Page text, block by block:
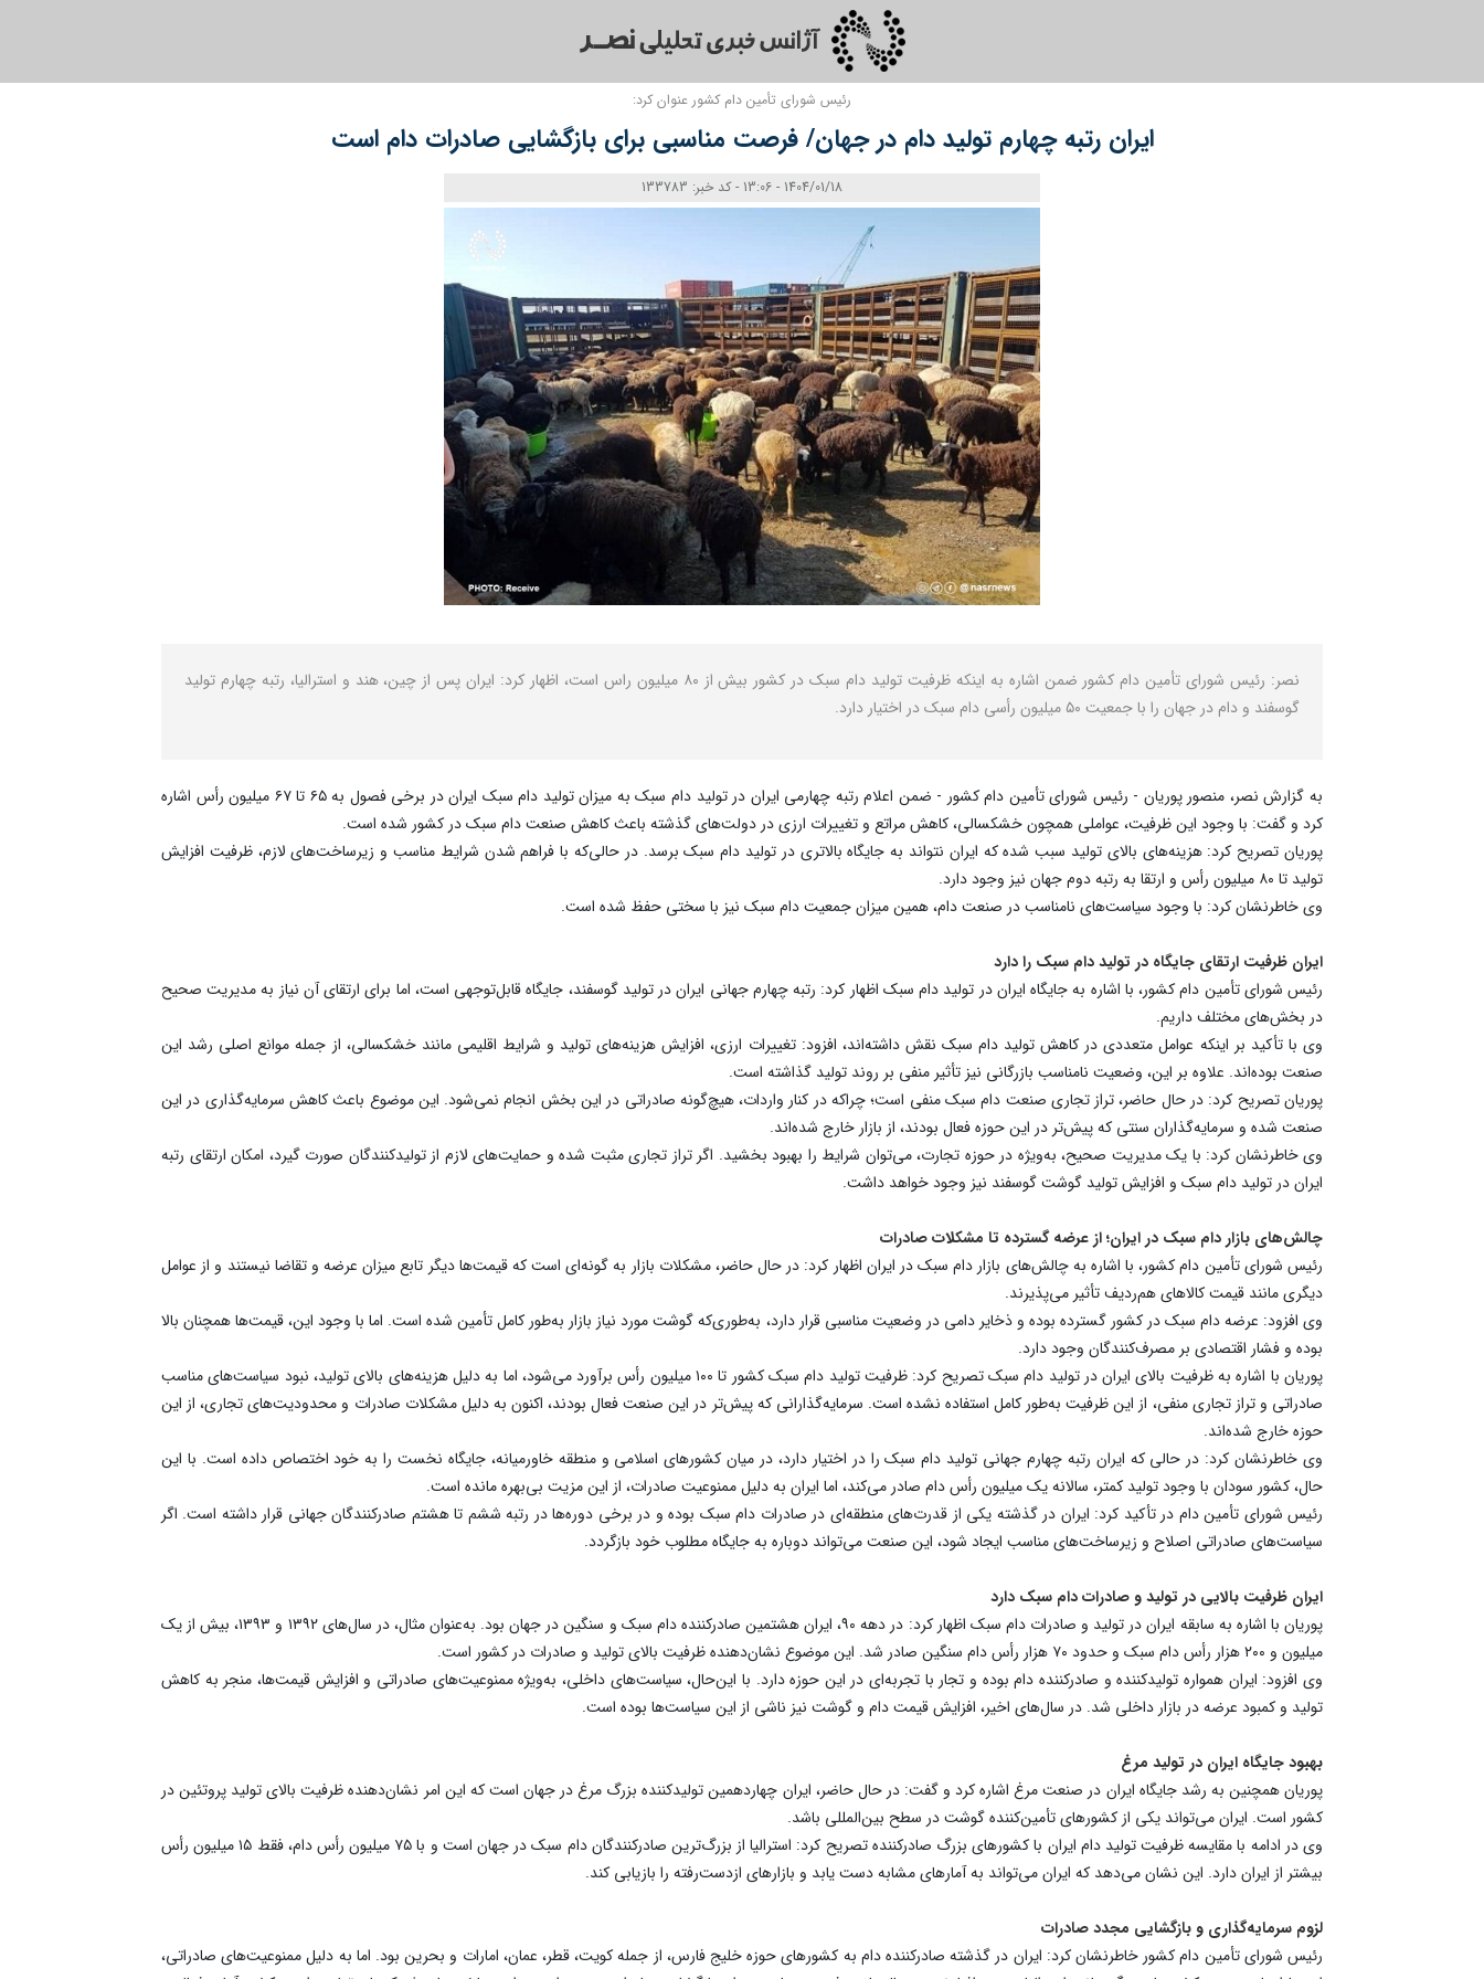
رئیس شورای تأمین دام کشور عنوان کرد:
ایران رتبه چهارم تولید دام در جهان/ فرصت مناسبی برای بازگشایی صادرات دام است
1404/01/18 - 13:06 - کد خبر: 133783
نصر: رئیس شورای تأمین دام کشور ضمن اشاره به اینکه ظرفیت تولید دام سبک در کشور بیش از ۸۰ میلیون راس است، اظهار کرد: ایران پس از چین، هند و استرالیا، رتبه چهارم تولید
گوسفند و دام در جهان را با جمعیت ۵۰ میلیون رأسی دام سبک در اختیار دارد.
به گزارش نصر، منصور پوریان - رئیس شورای تأمین دام کشور - ضمن اعلام رتبه چهارمی ایران در تولید دام سبک به میزان تولید دام سبک ایران در برخی فصول به ۶۵ تا ۶۷ میلیون رأس اشاره
کرد و گفت: با وجود این ظرفیت، عواملی همچون خشکسالی، کاهش مراتع و تغییرات ارزی در دولت‌های گذشته باعث کاهش صنعت دام سبک در کشور شده است.
پوریان تصریح کرد: هزینه‌های بالای تولید سبب شده که ایران نتواند به جایگاه بالاتری در تولید دام سبک برسد. در حالی‌که با فراهم شدن شرایط مناسب و زیرساخت‌های لازم، ظرفیت افزایش
تولید تا ۸۰ میلیون رأس و ارتقا به رتبه دوم جهان نیز وجود دارد.
وی خاطرنشان کرد: با وجود سیاست‌های نامناسب در صنعت دام، همین میزان جمعیت دام سبک نیز با سختی حفظ شده است.
ایران ظرفیت ارتقای جایگاه در تولید دام سبک را دارد
رئیس شورای تأمین دام کشور، با اشاره به جایگاه ایران در تولید دام سبک اظهار کرد: رتبه چهارم جهانی ایران در تولید گوسفند، جایگاه قابل‌توجهی است، اما برای ارتقای آن نیاز به مدیریت صحیح
در بخش‌های مختلف داریم.
وی با تأکید بر اینکه عوامل متعددی در کاهش تولید دام سبک نقش داشته‌اند، افزود: تغییرات ارزی، افزایش هزینه‌های تولید و شرایط اقلیمی مانند خشکسالی، از جمله موانع اصلی رشد این
صنعت بوده‌اند. علاوه بر این، وضعیت نامناسب بازرگانی نیز تأثیر منفی بر روند تولید گذاشته است.
پوریان تصریح کرد: در حال حاضر، تراز تجاری صنعت دام سبک منفی است؛ چراکه در کنار واردات، هیچ‌گونه صادراتی در این بخش انجام نمی‌شود. این موضوع باعث کاهش سرمایه‌گذاری در این
صنعت شده و سرمایه‌گذاران سنتی که پیش‌تر در این حوزه فعال بودند، از بازار خارج شده‌اند.
وی خاطرنشان کرد: با یک مدیریت صحیح، به‌ویژه در حوزه تجارت، می‌توان شرایط را بهبود بخشید. اگر تراز تجاری مثبت شده و حمایت‌های لازم از تولیدکنندگان صورت گیرد، امکان ارتقای رتبه
ایران در تولید دام سبک و افزایش تولید گوشت گوسفند نیز وجود خواهد داشت.
چالش‌های بازار دام سبک در ایران؛ از عرضه گسترده تا مشکلات صادرات
رئیس شورای تأمین دام کشور، با اشاره به چالش‌های بازار دام سبک در ایران اظهار کرد: در حال حاضر، مشکلات بازار به گونه‌ای است که قیمت‌ها دیگر تابع میزان عرضه و تقاضا نیستند و از عوامل
دیگری مانند قیمت کالاهای هم‌ردیف تأثیر می‌پذیرند.
وی افزود: عرضه دام سبک در کشور گسترده بوده و ذخایر دامی در وضعیت مناسبی قرار دارد، به‌طوری‌که گوشت مورد نیاز بازار به‌طور کامل تأمین شده است. اما با وجود این، قیمت‌ها همچنان بالا
بوده و فشار اقتصادی بر مصرف‌کنندگان وجود دارد.
پوریان با اشاره به ظرفیت بالای ایران در تولید دام سبک تصریح کرد: ظرفیت تولید دام سبک کشور تا ۱۰۰ میلیون رأس برآورد می‌شود، اما به دلیل هزینه‌های بالای تولید، نبود سیاست‌های مناسب
صادراتی و تراز تجاری منفی، از این ظرفیت به‌طور کامل استفاده نشده است. سرمایه‌گذارانی که پیش‌تر در این صنعت فعال بودند، اکنون به دلیل مشکلات صادرات و محدودیت‌های تجاری، از این
حوزه خارج شده‌اند.
وی خاطرنشان کرد: در حالی که ایران رتبه چهارم جهانی تولید دام سبک را در اختیار دارد، در میان کشورهای اسلامی و منطقه خاورمیانه، جایگاه نخست را به خود اختصاص داده است. با این
حال، کشور سودان با وجود تولید کمتر، سالانه یک میلیون رأس دام صادر می‌کند، اما ایران به دلیل ممنوعیت صادرات، از این مزیت بی‌بهره مانده است.
رئیس شورای تأمین دام در تأکید کرد: ایران در گذشته یکی از قدرت‌های منطقه‌ای در صادرات دام سبک بوده و در برخی دوره‌ها در رتبه ششم تا هشتم صادرکنندگان جهانی قرار داشته است. اگر
سیاست‌های صادراتی اصلاح و زیرساخت‌های مناسب ایجاد شود، این صنعت می‌تواند دوباره به جایگاه مطلوب خود بازگردد.
ایران ظرفیت بالایی در تولید و صادرات دام سبک دارد
پوریان با اشاره به سابقه ایران در تولید و صادرات دام سبک اظهار کرد: در دهه ۹۰، ایران هشتمین صادرکننده دام سبک و سنگین در جهان بود. به‌عنوان مثال، در سال‌های ۱۳۹۲ و ۱۳۹۳، بیش از یک
میلیون و ۲۰۰ هزار رأس دام سبک و حدود ۷۰ هزار رأس دام سنگین صادر شد. این موضوع نشان‌دهنده ظرفیت بالای تولید و صادرات در کشور است.
وی افزود: ایران همواره تولیدکننده و صادرکننده دام بوده و تجار با تجربه‌ای در این حوزه دارد. با این‌حال، سیاست‌های داخلی، به‌ویژه ممنوعیت‌های صادراتی و افزایش قیمت‌ها، منجر به کاهش
تولید و کمبود عرضه در بازار داخلی شد. در سال‌های اخیر، افزایش قیمت دام و گوشت نیز ناشی از این سیاست‌ها بوده است.
بهبود جایگاه ایران در تولید مرغ
پوریان همچنین به رشد جایگاه ایران در صنعت مرغ اشاره کرد و گفت: در حال حاضر، ایران چهاردهمین تولیدکننده بزرگ مرغ در جهان است که این امر نشان‌دهنده ظرفیت بالای تولید پروتئین در
کشور است. ایران می‌تواند یکی از کشورهای تأمین‌کننده گوشت در سطح بین‌المللی باشد.
وی در ادامه با مقایسه ظرفیت تولید دام ایران با کشورهای بزرگ صادرکننده تصریح کرد: استرالیا از بزرگ‌ترین صادرکنندگان دام سبک در جهان است و با ۷۵ میلیون رأس دام، فقط ۱۵ میلیون رأس
بیشتر از ایران دارد. این نشان می‌دهد که ایران می‌تواند به آمارهای مشابه دست یابد و بازارهای ازدست‌رفته را بازیابی کند.
لزوم سرمایه‌گذاری و بازگشایی مجدد صادرات
رئیس شورای تأمین دام کشور خاطرنشان کرد: ایران در گذشته صادرکننده دام به کشورهای حوزه خلیج فارس، از جمله کویت، قطر، عمان، امارات و بحرین بود. اما به دلیل ممنوعیت‌های صادراتی،